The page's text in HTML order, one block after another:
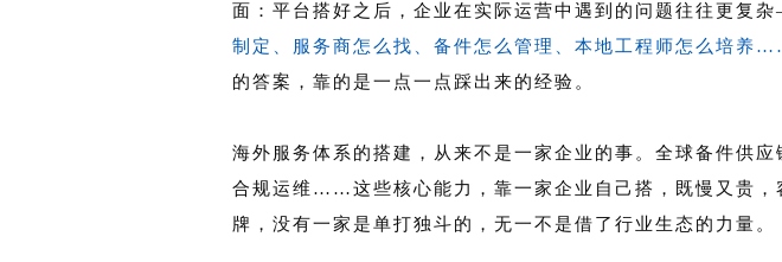
面：平台搭好之后，企业在实际运营中遇到的问题往往更复
制定、服务商怎么找、备件怎么管理、本地工程师怎么培养
的答案，靠的是一点一点踩出来的经验。
海外服务体系的搭建，从来不是一家企业的事。全球备件供
合规运维……这些核心能力，靠一家企业自己搭，既慢又贵，
牌，没有一家是单打独斗的，无一不是借了行业生态的力量。